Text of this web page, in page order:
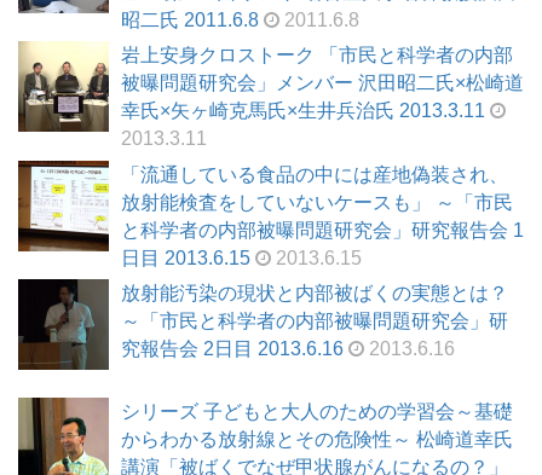
昭二氏 2011.6.8
2011.6.8
岩上安身クロストーク 「市民と科学者の内部
被曝問題研究会」メンバー 沢田昭二氏×松崎道
幸氏×矢ヶ崎克馬氏×生井兵治氏 2013.3.11
2013.3.11
「流通している食品の中には産地偽装され、
放射能検査をしていないケースも」 ～「市民
と科学者の内部被曝問題研究会」研究報告会 1
日目 2013.6.15
2013.6.15
放射能汚染の現状と内部被ばくの実態とは？
～「市民と科学者の内部被曝問題研究会」研
究報告会 2日目 2013.6.16
2013.6.16
シリーズ 子どもと大人のための学習会～基礎
からわかる放射線とその危険性～ 松崎道幸氏
講演「被ばくでなぜ甲状腺がんになるの？」